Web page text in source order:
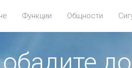
Функции Общности